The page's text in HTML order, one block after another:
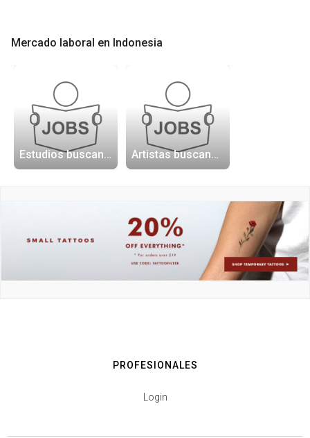
Mercado laboral en Indonesia
Estudios buscando artistas Artistas buscando trabajo
PROFESIONALES
Login